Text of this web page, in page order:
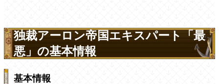
独裁アーロン帝国エキスパート「最
悪」の基本情報
基本情報